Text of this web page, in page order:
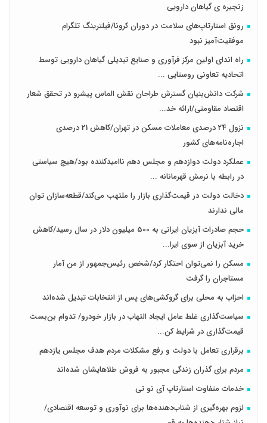
زنجیره ی گیاهان دارویی
رونق استارتاپ‌های سلامت در دوران کرونا/فیلترینگ تلگرام
موفقیت‌آمیز نبود
راه اندای اولین مرکز فرآوری و صنایع تبدیلی گیاهان دارویی توسط
اتحادیه تعاونی روستایی ...
شرکت دانش‌بنیان گسترش طراحان‌‌ ‌نقش‌ الماس پیشرو در تحقق شعار
اقتصاد مقاومتی/ارائه خد...
نزول 24 درصدی معاملات مسکن در تهران/کاهش 21 درصدی
اجاره‌نامه‌های کشور
عملکرد دولت دوازدهم و مجلس دهم ناامیدکننده بود/هیچ سیاستی
در رابطه با نرمش قهرمانانه ...
دخالت دولت در قیمت‌گذاری بازار را ملتهب می‌کند/قطعه‌سازان توان
مالی ندارند
حجم صادرات آبزیان ایرانی به 500 میلیون دلار در سال رسید/کاهش
خرید آبزیان از سوی ایرا...
مسکن را نمی‌توان احتکار کرد/شخص رئیس‌جمهور از من آمار
مستاجران را گرفت
احزاب به محلی برای گروکشی‌های پس از انتخابات تبدیل شده‌اند
سیاست‌گذاری غلط عامل ایجاد التهاب در بازار خودرو/ تدوام بن‌بست
قیمت‌گذاری در شرایط کن...
برقراری تعامل با دولت و رفع مشکلات مردم هدف مجلس‌ یازدهم
مردم برای گذران زندگی مجبور به فروش طلاهایشان شده‌اند
خدمات متفاوت استارتاپ آی نو تی
لزوم بهره‌گیری از شتاب‌دهنده‌ها برای نوآوری و توسعه اقتصادی/